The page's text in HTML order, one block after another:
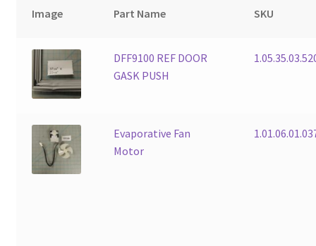
Image Part Name SKU
DFF9100 REF DOOR
GASK PUSH
Evaporative Fan
Motor